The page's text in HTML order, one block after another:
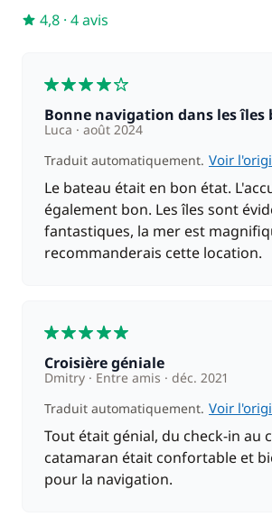
4,8 · 4 avis
Bonne navigation dans les îles
Luca
août 2024
Traduit automatiquement. Voir
Le bateau était en bon état.
également bon. Les îles sont
fantastiques, la mer est
recommanderais cette location.
Croisière géniale
Dmitry Entre amis
déc. 2021
Traduit automatiquement. Voir
Tout était génial, du check-in au
catamaran était confortable et
pour la navigation.